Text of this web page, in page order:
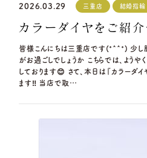
2026.03.29 三重店 結婚指輪
カラーダイヤをご紹
皆様こんにちは三重店です(*^^*) 少し
がお過ごしでしょうか こちらでは、よう
しております😊 さて、本日は『カラーダ
ます‼ 当店で取…